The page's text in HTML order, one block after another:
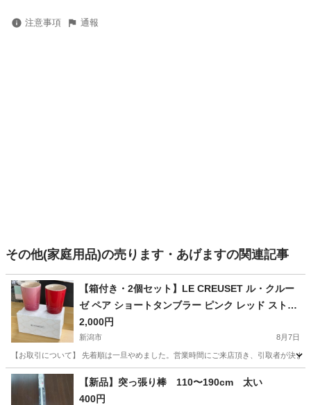
注意事項 通報
その他(家庭用品)の売ります・あげますの関連記事
【箱付き・2個セット】LE CREUSET ル・クルー
ゼ ペア ショートタンブラー ピンク レッド ストー
ンウェア 陶器 コップ カップ 食器 ペア食器 ギフト
2,000円
新潟市 8月7日
【お取引について】 先着順は一旦やめました。営業時間にご来店頂き、引取者が決
新潟 新潟市 食器
【新品】突っ張り棒 110〜190cm 太い
400円